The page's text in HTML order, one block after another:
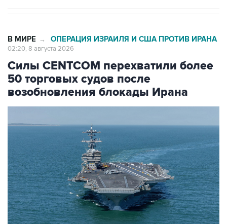
Силы CENTCOM перехватили более
50 торговых судов после
возобновления блокады Ирана
Фото: Zuma\ТАСС